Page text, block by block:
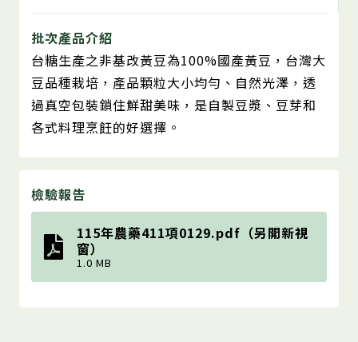
批次產品介紹
台糖生產之非基改黃豆為100%國產黃豆，台灣大
豆品種栽培，產品顆粒大小均勻、自然光澤，透
過真空包裝鎖住鮮甜美味，是自製豆漿、豆芽和
各式料理烹飪的好選擇。
檢驗報告
115年農藥411項0129.pdf（另開新視
窗）
1.0 MB